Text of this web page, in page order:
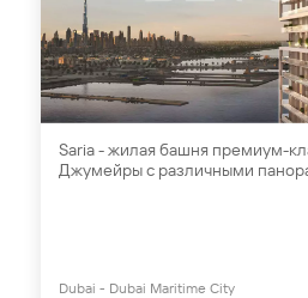
Saria - жилая башня премиум-
Джумейры с различными
Dubai - Dubai Maritime City